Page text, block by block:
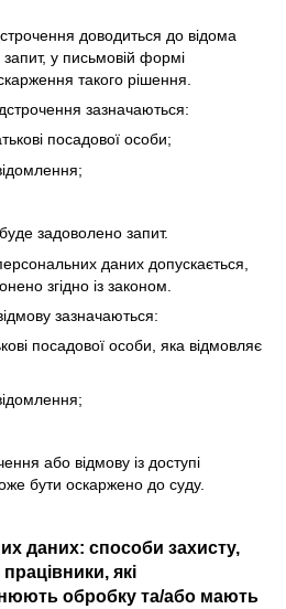
доводиться до відома
у письмовій формі
такого рішення.
зазначаються:
посадової особи;
задоволено запит.
даних допускається,
згідно із законом.
зазначаються:
посадової особи, яка відмовляє
або відмову із доступі
бути оскаржено до суду.
даних: способи захисту,
які
обробку та/або мають